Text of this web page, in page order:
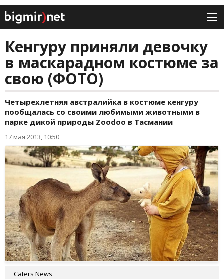
Кенгуру приняли девочку
в маскарадном костюме за
свою (ФОТО)
Четырехлетняя австралийка в костюме кенгуру
пообщалась со своими любимыми животными в
парке дикой природы Zoodoo в Тасмании
17 мая 2013, 10:50
Caters News